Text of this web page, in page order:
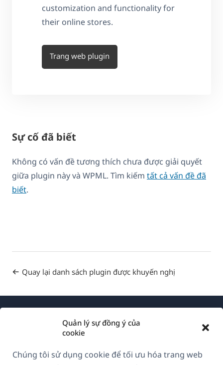
Quản lý sự đồng ý của
cookie
Chúng tôi sử dụng cookie để tối ưu hóa trang web
customization and functionality for
their online stores.
Trang web plugin
Sự cố đã biết
Không có vấn đề tương thích chưa được giải quyết
giữa plugin này và WPML. Tìm kiếm tất cả vấn đề đã
biết.
Quay lại danh sách plugin được khuyến nghị